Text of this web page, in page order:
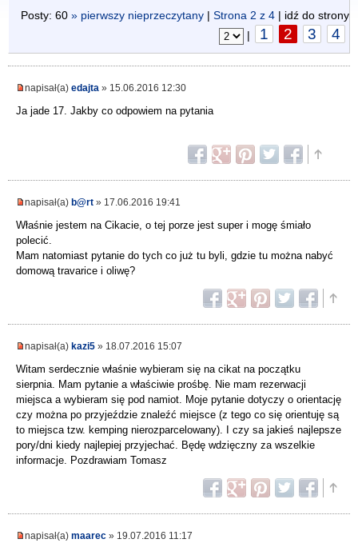
Posty: 60 » pierwszy nieprzeczytany | Strona 2 z 4 | idź do strony
|
1 2 3 4
napisał(a) edajta » 15.06.2016 12:30
Ja jade 17. Jakby co odpowiem na pytania
napisał(a) b@rt » 17.06.2016 19:41
Właśnie jestem na Cikacie, o tej porze jest super i mogę śmiało
polecić.
Mam natomiast pytanie do tych co już tu byli, gdzie tu można nabyć
domową travarice i oliwę?
napisał(a) kazi5 » 18.07.2016 15:07
Witam serdecznie właśnie wybieram się na cikat na początku
sierpnia. Mam pytanie a właściwie prośbę. Nie mam rezerwacji
miejsca a wybieram się pod namiot. Moje pytanie dotyczy o orientację
czy można po przyjeździe znaleźć miejsce (z tego co się orientuję są
to miejsca tzw. kemping nierozparcelowany). I czy sa jakieś najlepsze
pory/dni kiedy najlepiej przyjechać. Będę wdzięczny za wszelkie
informacje. Pozdrawiam Tomasz
napisał(a) maarec » 19.07.2016 11:17